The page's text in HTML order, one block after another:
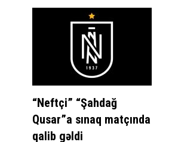
“Neftçi” “Şahdağ
Qusar”a sınaq matçında
qalib gəldi